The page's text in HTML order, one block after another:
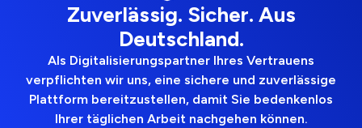
Zuverlässig. Sicher. Aus
Deutschland.
Als Digitalisierungspartner Ihres Vertrauens
verpflichten wir uns, eine sichere und zuverlässige
Plattform bereitzustellen, damit Sie bedenkenlos
Ihrer täglichen Arbeit nachgehen können.